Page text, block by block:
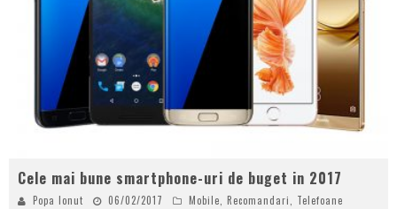
Cele mai bune smartphone-uri de buget in 2017
Popa Ionut 06/02/2017 Mobile, Recomandari, Telefoane